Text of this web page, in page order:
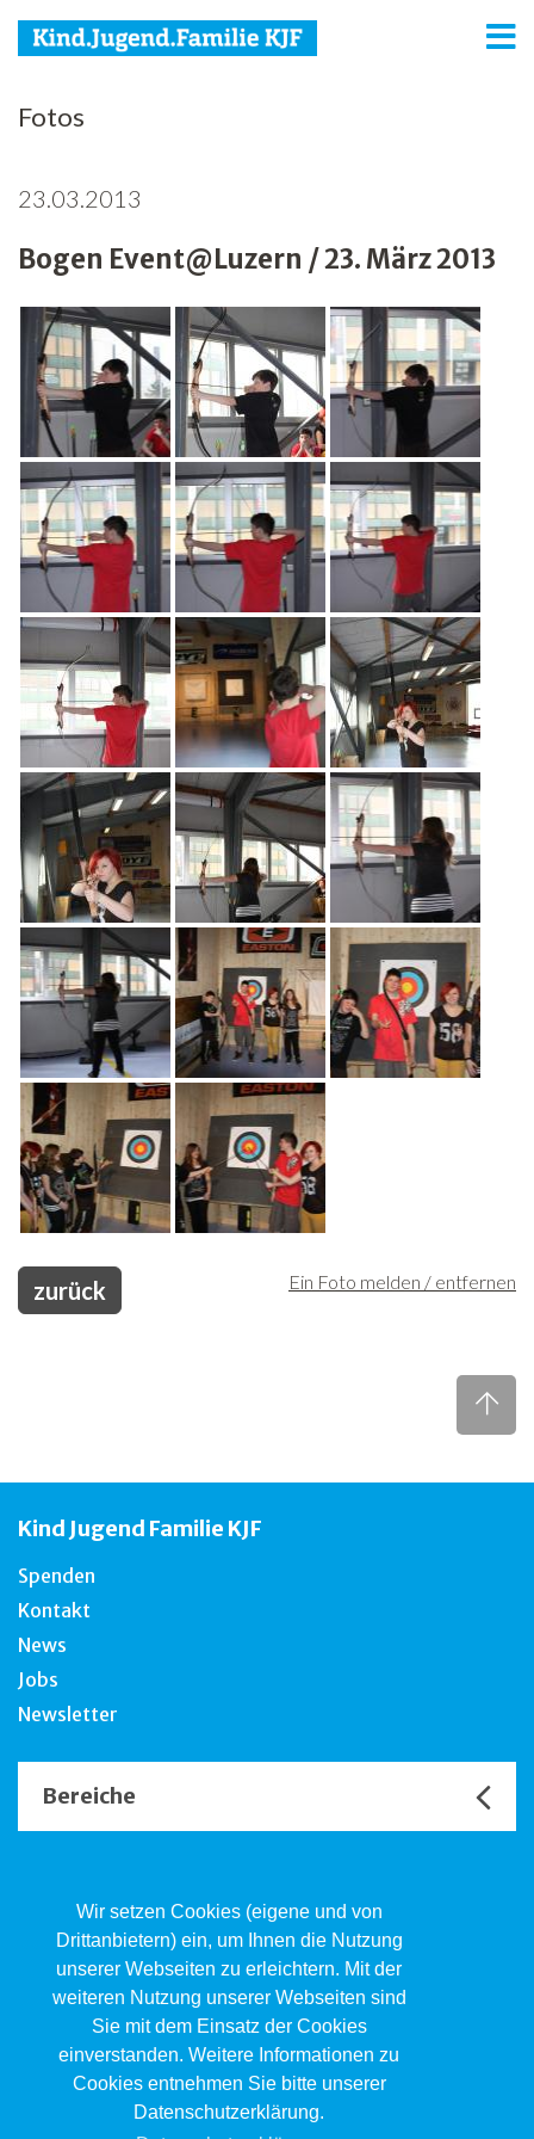
Wir setzen Cookies (eigene und von
Drittanbietern) ein, um Ihnen die Nutzung
unserer Webseiten zu erleichtern. Mit der
weiteren Nutzung unserer Webseiten sind
Sie mit dem Einsatz der Cookies
einverstanden. Weitere Informationen zu
Cookies entnehmen Sie bitte unserer
Datenschutzerklärung.
KJF
Jugend
Familie
Media
Agenda
Netzwerk
Spenden
Jobs
Freiwilligenarbeit
Newsletter
Fotos
23.03.2013
Bogen Event@Luzern / 23. März 2013
Ein Foto melden / entfernen
zurück
Kind Jugend Familie KJF
Spenden
Kontakt
News
Jobs
Newsletter
Bereiche
Kind.Jugend.Familie KJF
Poststrasse 2, Postfach, 4410 Liestal
061 551 17 77
kjf@jsw.swiss